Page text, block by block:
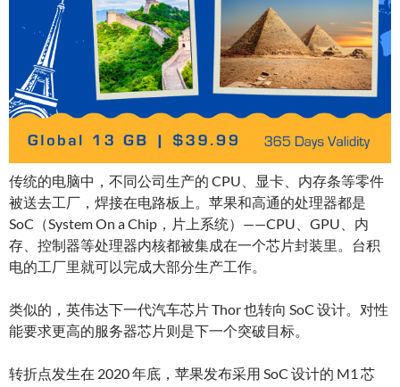
传统的电脑中，不同公司生产的 CPU、显卡、内存条等零件
被送去工厂，焊接在电路板上。苹果和高通的处理器都是
SoC（System On a Chip，片上系统）——CPU、GPU、内
存、控制器等处理器内核都被集成在一个芯片封装里。台积
电的工厂里就可以完成大部分生产工作。
类似的，英伟达下一代汽车芯片 Thor 也转向 SoC 设计。对性
能要求更高的服务器芯片则是下一个突破目标。
转折点发生在 2020 年底，苹果发布采用 SoC 设计的 M1 芯